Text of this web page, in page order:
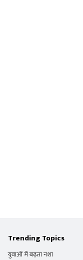
Trending Topics
युवाओं में बढ़ता नशा